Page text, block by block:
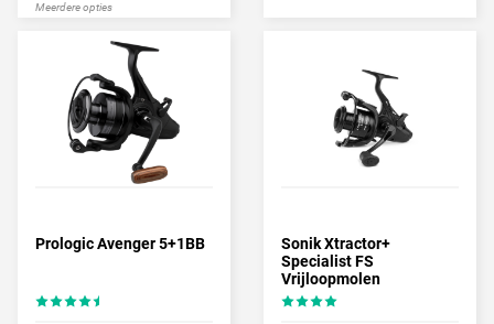
Meerdere opties
Prologic Avenger 5+1BB
Sonik Xtractor+
Specialist FS
Vrijloopmolen